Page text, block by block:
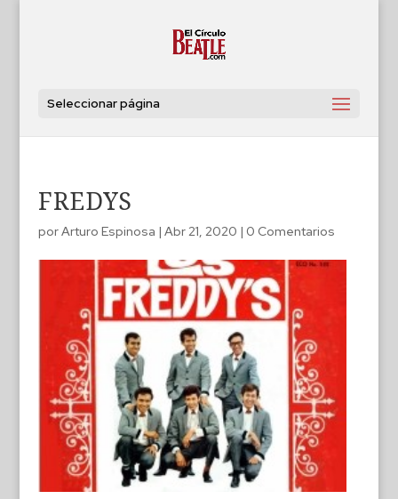
Seleccionar página
FREDYS
porArturo Espinosa | Abr 21, 2020 | 0 Comentarios